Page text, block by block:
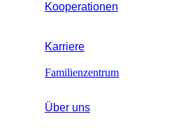
Kooperationen
Karriere
Familienzentrum
Über uns